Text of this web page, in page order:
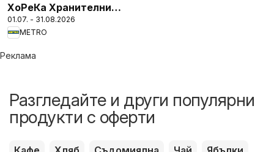
ХоРеКа Хранителни
стоки
01.07. - 31.08.2026
METRO
Реклама
Разгледайте и други популярни
продукти с оферти